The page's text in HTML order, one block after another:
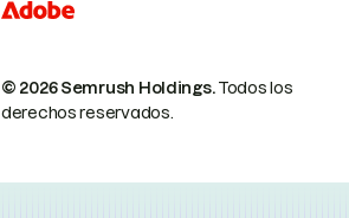
© 2026 Semrush Holdings.Todos los
derechos reservados.